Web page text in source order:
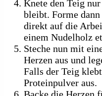
Knete den Teig
bleibt. Forme
direkt auf die
einem Nudelholz
Steche nun mit
Herzen aus und
Falls der Teig
Proteinpulver aus.